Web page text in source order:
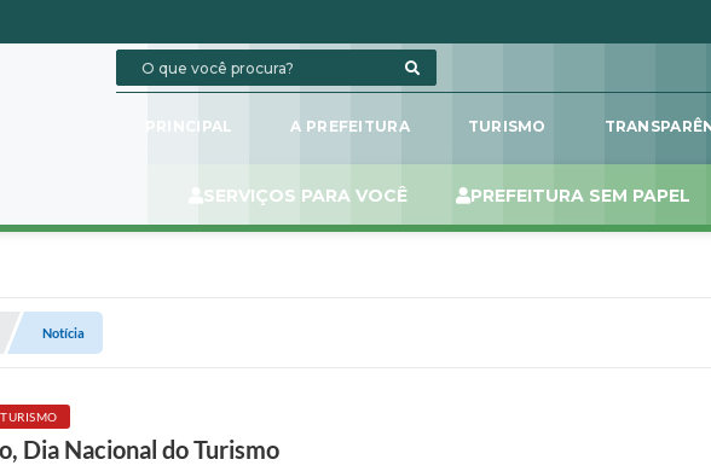
PRINCIPAL A PREFEITURA TURISMO
SERVIÇOS PARA VOCÊ PREFEITURA SEM PAPEL
Notícia
TURISMO
Dia Nacional do Turismo